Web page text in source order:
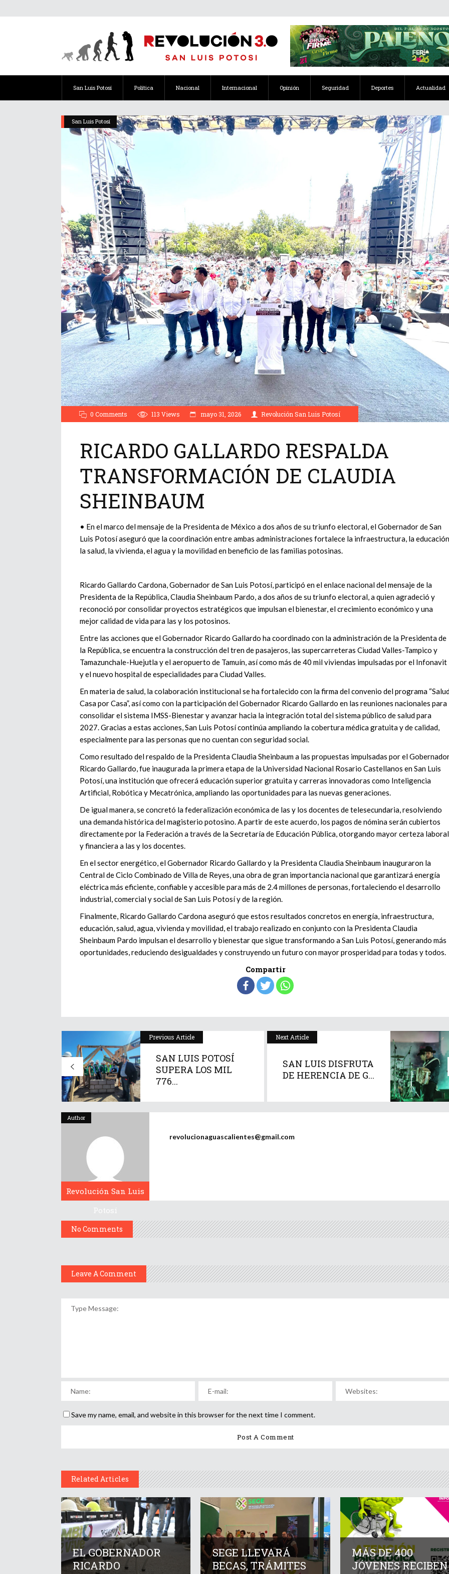
San Luis Potosí Política Nacional Internacional Opinión Seguridad Deportes Actualidad
San Luis Potosí
0 Comments 113 Views mayo 31, 2026 Revolución San Luis Potosí
RICARDO GALLARDO RESPALDA
TRANSFORMACIÓN DE CLAUDIA
SHEINBAUM
• En el marco del mensaje de la Presidenta de México a dos años de su triunfo electoral, el Gobernador de San
Luis Potosí aseguró que la coordinación entre ambas administraciones fortalece la infraestructura, la
la salud, la vivienda, el agua y la movilidad en beneficio de las familias potosinas.
Ricardo Gallardo Cardona, Gobernador de San Luis Potosí, participó en el enlace nacional del mensaje de la
Presidenta de la República, Claudia Sheinbaum Pardo, a dos años de su triunfo electoral, a quien agradeció y
reconoció por consolidar proyectos estratégicos que impulsan el bienestar, el crecimiento económico y una
mejor calidad de vida para las y los potosinos.
Entre las acciones que el Gobernador Ricardo Gallardo ha coordinado con la administración de la Presidenta de
la República, se encuentra la construcción del tren de pasajeros, las supercarreteras Ciudad Valles-Tampico y
Tamazunchale-Huejutla y el aeropuerto de Tamuín, así como más de 40 mil viviendas impulsadas por el Infonavit
y el nuevo hospital de especialidades para Ciudad Valles.
En materia de salud, la colaboración institucional se ha fortalecido con la firma del convenio del programa
Casa por Casa”, así como con la participación del Gobernador Ricardo Gallardo en las reuniones nacionales para
consolidar el sistema IMSS-Bienestar y avanzar hacia la integración total del sistema público de salud para
2027. Gracias a estas acciones, San Luis Potosí continúa ampliando la cobertura médica gratuita y de calidad,
especialmente para las personas que no cuentan con seguridad social.
Como resultado del respaldo de la Presidenta Claudia Sheinbaum a las propuestas impulsadas por el
Ricardo Gallardo, fue inaugurada la primera etapa de la Universidad Nacional Rosario Castellanos en San Luis
Potosí, una institución que ofrecerá educación superior gratuita y carreras innovadoras como Inteligencia
Artificial, Robótica y Mecatrónica, ampliando las oportunidades para las nuevas generaciones.
De igual manera, se concretó la federalización económica de las y los docentes de telesecundaria, resolviendo
una demanda histórica del magisterio potosino. A partir de este acuerdo, los pagos de nómina serán cubiertos
directamente por la Federación a través de la Secretaría de Educación Pública, otorgando mayor certeza laboral
y financiera a las y los docentes.
En el sector energético, el Gobernador Ricardo Gallardo y la Presidenta Claudia Sheinbaum inauguraron la
Central de Ciclo Combinado de Villa de Reyes, una obra de gran importancia nacional que garantizará energía
eléctrica más eficiente, confiable y accesible para más de 2.4 millones de personas, fortaleciendo el desarrollo
industrial, comercial y social de San Luis Potosí y de la región.
Finalmente, Ricardo Gallardo Cardona aseguró que estos resultados concretos en energía, infraestructura,
educación, salud, agua, vivienda y movilidad, el trabajo realizado en conjunto con la Presidenta Claudia
Sheinbaum Pardo impulsan el desarrollo y bienestar que sigue transformando a San Luis Potosí, generando más
oportunidades, reduciendo desigualdades y construyendo un futuro con mayor prosperidad para todas y todos.
Compartir
Previous Article
SAN LUIS POTOSÍ
SUPERA LOS MIL
776...
Next Article
SAN LUIS DISFRUTA
DE HERENCIA DE G...
Author
Revolución San Luis
Potosí
revolucionaguascalientes@gmail.com
No Comments
Leave A Comment
Save my name, email, and website in this browser for the next time I comment.
Related Articles
EL GOBERNADOR
RICARDO
SEGE LLEVARÁ
BECAS, TRÁMITES
MÁS DE 400
JÓVENES RECIBEN